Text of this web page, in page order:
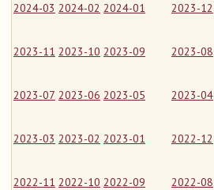
2024-03 2024-02 2024-01 2023-12
2023-11 2023-10 2023-09 2023-08
2023-07 2023-06 2023-05 2023-04
2023-03 2023-02 2023-01 2022-12
2022-11 2022-10 2022-09 2022-08